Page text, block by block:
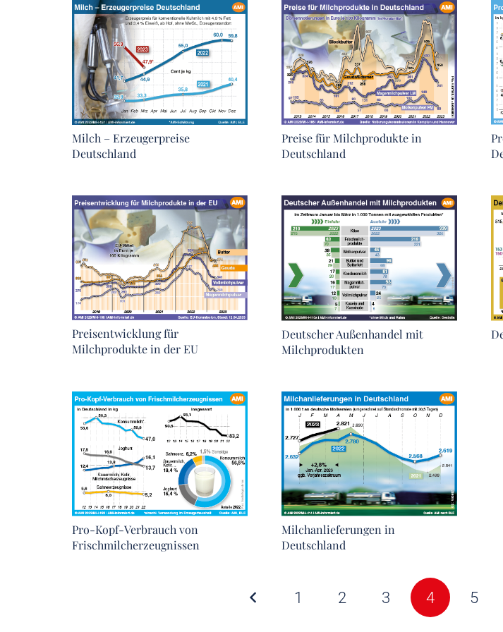
Milch – Erzeugerpreise
Deutschland
Preise für Milchprodukte in
Deutschland
Preisentwicklung für
Milchprodukte in der EU
Deutscher Außenhandel mit
Milchprodukten
Pro-Kopf-Verbrauch von
Frischmilcherzeugnissen
Milchanlieferungen in
Deutschland
1 2 3 4 5